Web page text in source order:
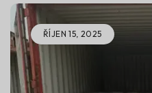
ŘÍJEN 15, 2025